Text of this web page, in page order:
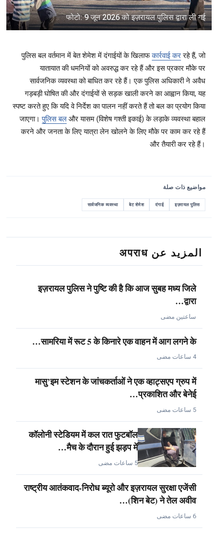
फोटो: 9 जून 2026 को इज़रायल पुलिस द्वारा ली गई
पुलिस बल वर्तमान में बेत शेमेश में दंगाईयों के खिलाफकार्रवाई कररहे हैं, जो
यातायात की धमनियों को अवरुद्ध कर रहे हैं और इस प्रकार मौके पर
सार्वजनिक व्यवस्था को बाधित कर रहे हैं। एक पुलिस अधिकारी ने अवैध
गड़बड़ी घोषित की और दंगाईयों से सड़क खाली करने का आह्वान किया, यह
स्पष्ट करते हुए कि यदि वे निर्देश का पालन नहीं करते हैं तो बल का प्रयोग किया
जाएगा।पुलिस बल और यासम (विशेष गश्ती इकाई) के लड़ाके व्यवस्था बहाल
करने और जनता के लिए यात्रा लेन खोलने के लिए मौके पर काम कर रहे हैं
और तैयारी कर रहे हैं।
مواضيع ذات صلة
इज़रायल पुलिस
दंगाई
बेट शेमेश
सार्वजनिक व्यवस्था
المزيد عن अपराध
इज़रायल पुलिस ने पुष्टि की है कि आज सुबह मध्य जिले
द्वारा…
ساعتين مضى
सामरिया में रूट 5 के किनारे एक वाहन में आग लगने के…
4 ساعات مضى
मासु’इम स्टेशन के जांचकर्ताओं ने एक व्हाट्सएप ग्रुप में
प्रकाशित और बेनेई…
5 ساعات مضى
कॉलोनी स्टेडियम में कल रात फुटबॉल
मैच के दौरान हुई झड़प में…
5 ساعات مضى
राष्ट्रीय आतंकवाद-निरोध ब्यूरो और इज़रायल सुरक्षा एजेंसी
(शिन बेट) ने तेल अवीव…
6 ساعات مضى